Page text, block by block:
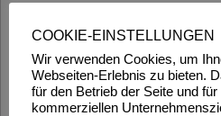
COOKIE-EINSTELLUNGEN
Wir verwenden Cookies, um
Webseiten-Erlebnis zu bieten.
für den Betrieb der Seite und
kommerziellen